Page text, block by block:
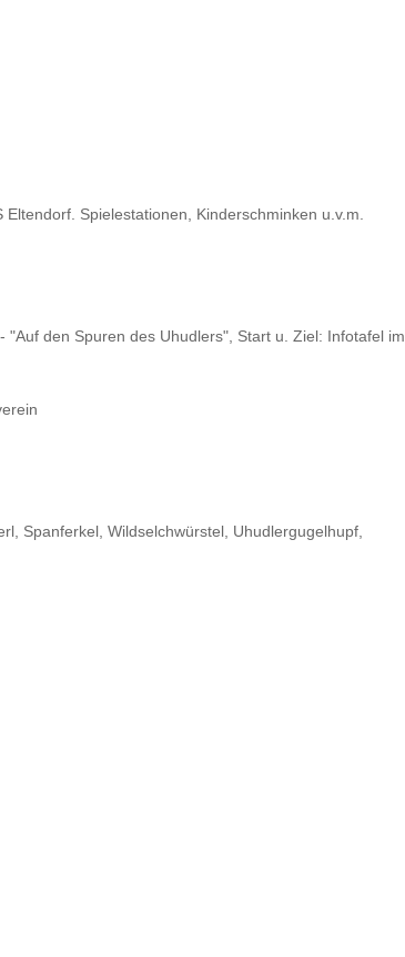
Spielestationen, Kinderschminken u.v.m.
den Spuren des Uhudlers", Start u. Ziel: Infotafel im
Spanferkel, Wildselchwürstel, Uhudlergugelhupf,